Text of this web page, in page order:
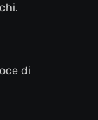
di